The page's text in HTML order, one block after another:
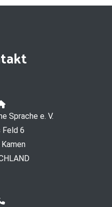
Sprache e. V.
Feld 6